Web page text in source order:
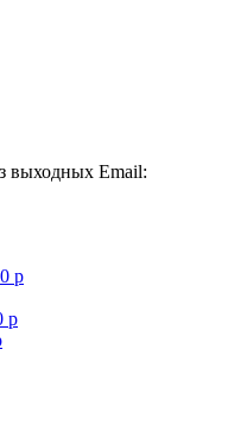
выходных Email:
р
р